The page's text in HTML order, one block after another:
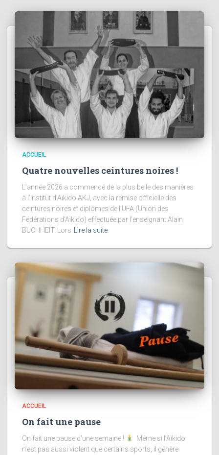
ACCUEIL
Quatre nouvelles ceintures noires !
L’année 2026 a commencé de la plus belle des manières
à l’Institut d’Aïkido AKJ, avec la remise officielle des
ceintures noires et diplômes de l’UFA (Union des
Fédérations d’Aïkido) effectuée par l’enseignant Alain
BUCHHEIT. Lors
Lire la suite
ACCUEIL
On fait une pause
On fait une pause d’une semaine !
Même si l’Aïkido
n’est pas aussi violent que certains sports, il génère